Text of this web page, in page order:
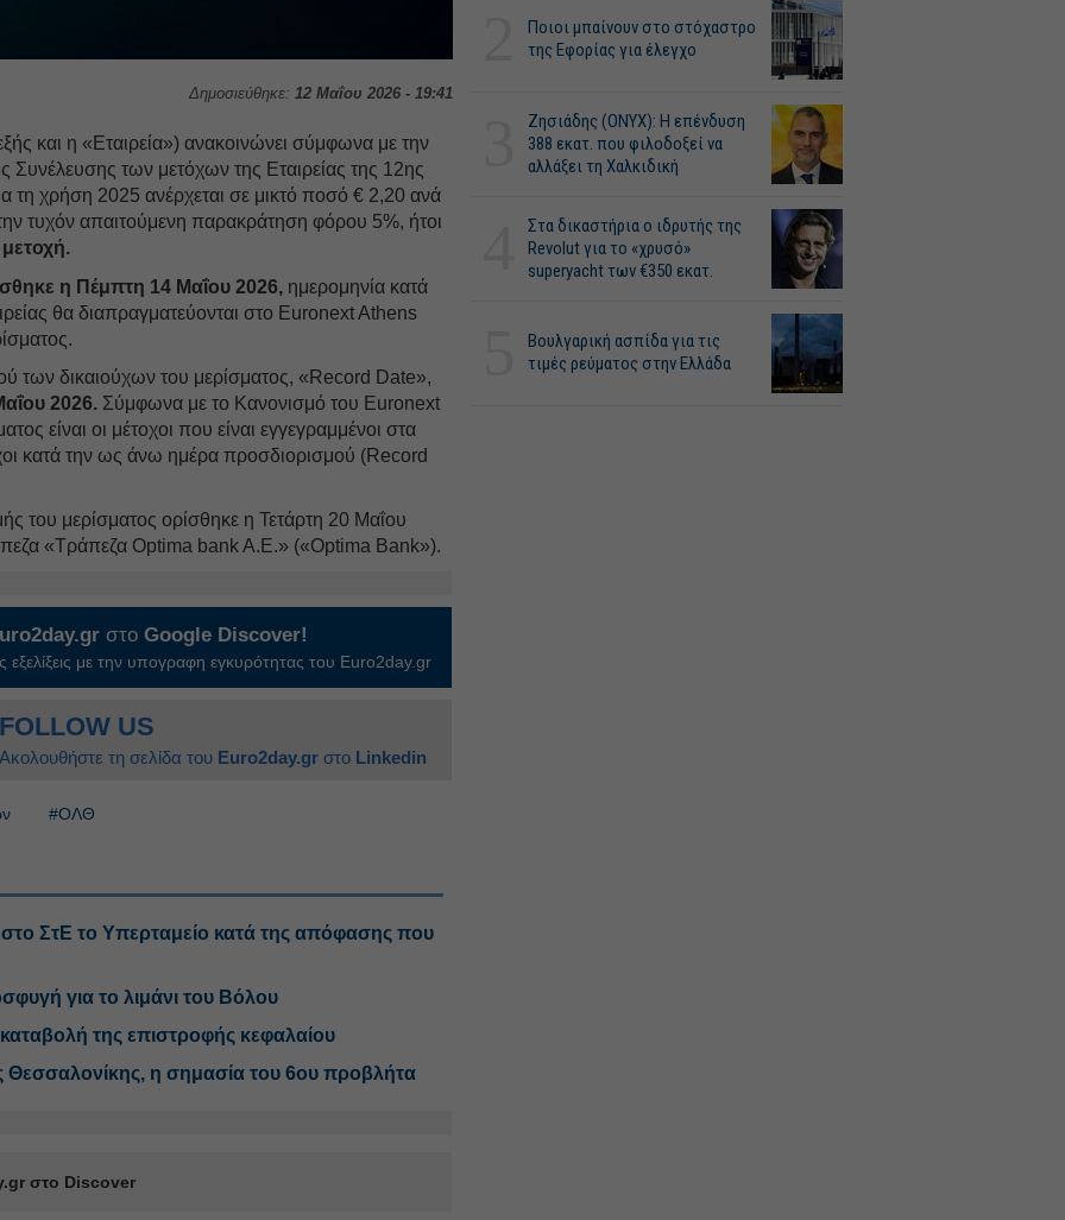
Δημοσιεύθηκε: 12 Μαΐου 2026 - 19:41
και η «Εταιρεία») ανακοινώνει σύμφωνα με την
Συνέλευσης των μετόχων της Εταιρείας της 12ης
τη χρήση 2025 ανέρχεται σε μικτό ποσό € 2,20 ανά
τυχόν απαιτούμενη παρακράτηση φόρου 5%, ήτοι
η Πέμπτη 14 Μαΐου 2026, ημερομηνία κατά
θα διαπραγματεύονται στο Euronext Athens
των δικαιούχων του μερίσματος, «Record Date»,
2026. Σύμφωνα με το Κανονισμό του Euronext
είναι οι μέτοχοι που είναι εγγεγραμμένοι στα
κατά την ως άνω ημέρα προσδιορισμού (Record
του μερίσματος ορίσθηκε η Τετάρτη 20 Μαΐου
«Τράπεζα Optima bank A.E.» («Optima Bank»).
στοGoogle Discover!
εξελίξεις με την υπογραφη εγκυρότητας του Euro2day.gr
FOLLOW US
Ακολουθήστε τη σελίδα του Euro2day.gr στο Linkedin
#ΟΛΘ
ΣτΕ το Υπερταμείο κατά της απόφασης που
για το λιμάνι του Βόλου
της επιστροφής κεφαλαίου
Θεσσαλονίκης, η σημασία του 6ου προβλήτα
στο Discover
Ποιοι μπαίνουν στο στόχαστρο
της Εφορίας για έλεγχο
Ζησιάδης (ONYX): Η επένδυση
388 εκατ. που φιλοδοξεί να
αλλάξει τη Χαλκιδική
Στα δικαστήρια ο ιδρυτής της
Revolut για το «χρυσό»
superyacht των €350 εκατ.
Βουλγαρική ασπίδα για τις
τιμές ρεύματος στην Ελλάδα